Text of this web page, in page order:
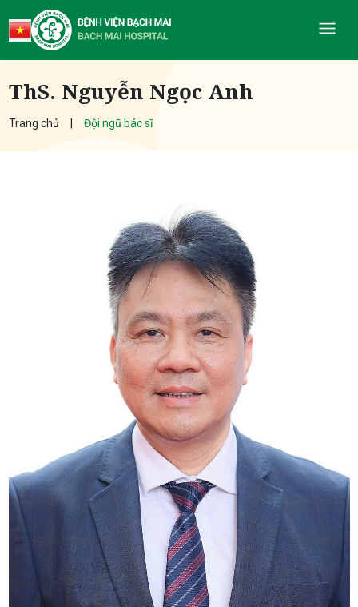
ThS. Nguyễn Ngọc Anh
Trang chủ Đội ngũ bác sĩ